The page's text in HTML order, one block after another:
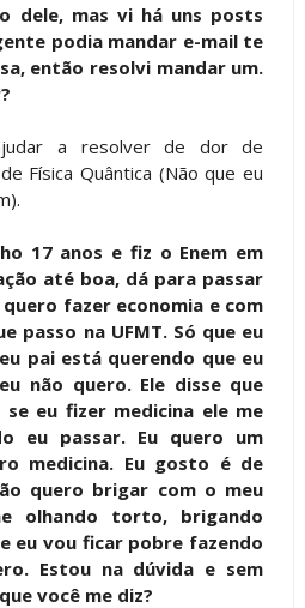
dele, mas vi há uns posts
podia mandar e-mail te
então resolvi mandar um.
a resolver de dor de
Física Quântica (Não que eu
17 anos e fiz o Enem em
até boa, dá para passar
quero fazer economia e com
passo na UFMT. Só que eu
pai está querendo que eu
não quero. Ele disse que
eu fizer medicina ele me
eu passar. Eu quero um
medicina. Eu gosto é de
quero brigar com o meu
olhando torto, brigando
eu vou ficar pobre fazendo
Estou na dúvida e sem
você me diz?